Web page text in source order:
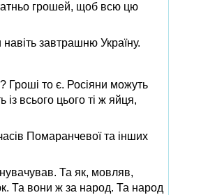
грошей, щоб всю цю
завтрашню Україну.
Гроші то є. Росіяни можуть
всього цього ті ж яйця,
Помаранчевої та інших
Та як, мовляв,
Та вони ж за народ. Та народ